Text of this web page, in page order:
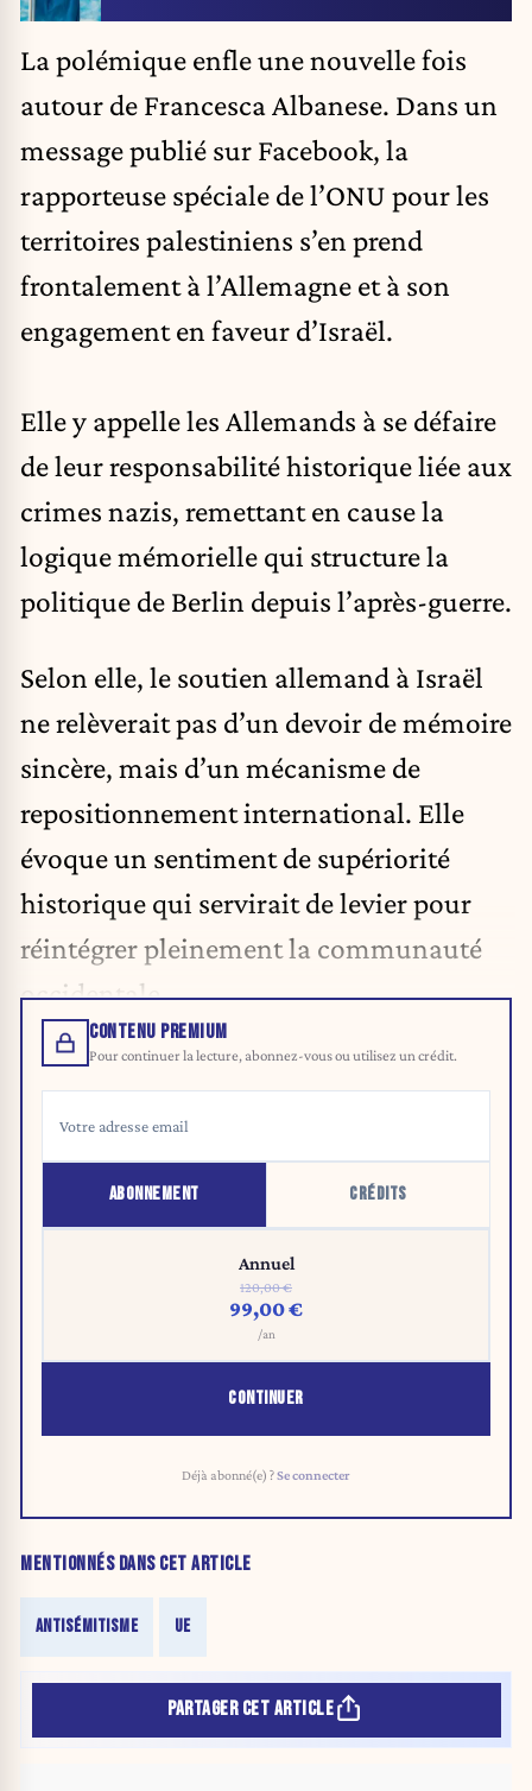
La polémique enfle une nouvelle fois
autour de Francesca Albanese. Dans un
message publié sur Facebook, la
rapporteuse spéciale de l’ONU pour les
territoires palestiniens s’en prend
frontalement à l’Allemagne et à son
engagement en faveur d’Israël.
Elle y appelle les Allemands à se défaire
de leur responsabilité historique liée aux
crimes nazis, remettant en cause la
logique mémorielle qui structure la
politique de Berlin depuis l’après-guerre.
Selon elle, le soutien allemand à Israël
ne relèverait pas d’un devoir de mémoire
sincère, mais d’un mécanisme de
repositionnement international. Elle
évoque un sentiment de supériorité
historique qui servirait de levier pour
réintégrer pleinement la communauté
occidentale.
CONTENU PREMIUM
Pour continuer la lecture, abonnez-vous ou utilisez un crédit.
ABONNEMENT CRÉDITS
Annuel
120,00 €
99,00 €
/an
CONTINUER
Déjà abonné(e) ?Se connecter
MENTIONNÉS DANS CET ARTICLE
ANTISÉMITISME UE
PARTAGER CET ARTICLE